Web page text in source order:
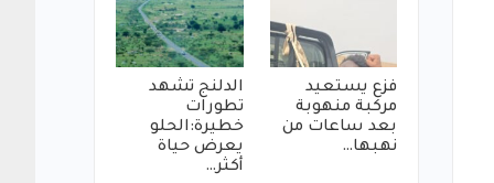
فزع يستعيد
مركبة منهوبة
بعد ساعات من
نهبها…
الدلنج تشهد
تطورات
خطيرة:الحلو
يعرض حياة
أكثر…